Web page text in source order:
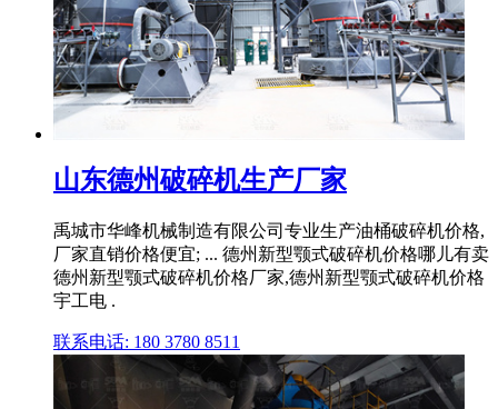
山东德州破碎机生产厂家
禹城市华峰机械制造有限公司专业生产油桶破碎机价格,
厂家直销价格便宜; ... 德州新型颚式破碎机价格哪儿有卖
德州新型颚式破碎机价格厂家,德州新型颚式破碎机价格
宇工电 .
联系电话: 180 3780 8511